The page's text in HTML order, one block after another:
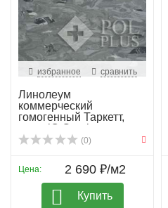
избранное сравнить
Линолеум
коммерческий
гомогенный Таркетт,
колл. iQ Granit...
(0)
Цена: 2 690 ₽/м2
Купить